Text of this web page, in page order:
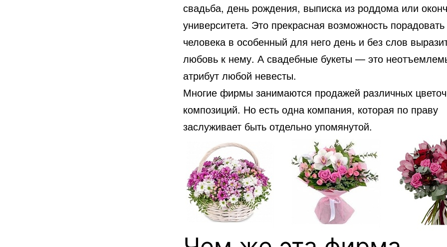
свадьба, день рождения, выписка из роддома или
университета. Это прекрасная возможность порадовать
человека в особенный для него день и без слов
любовь к нему. А свадебные букеты — это
атрибут любой невесты.
Многие фирмы занимаются продажей различных
композиций. Но есть одна компания, которая по праву
заслуживает быть отдельно упомянутой.